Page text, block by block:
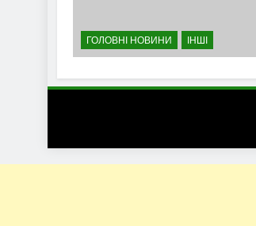
ГОЛОВНІ НОВИНИ ІНШІ